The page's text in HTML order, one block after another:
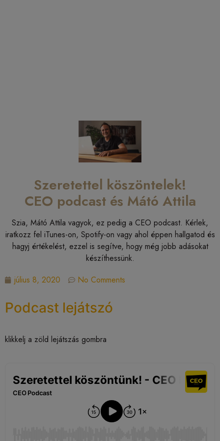
Szeretettel köszöntelek!
CEO podcast és Mátó Attila
Szia, Mátó Attila vagyok, ez pedig a CEO podcast. Kérlek,
iratkozz fel iTunes-on, Spotify-on vagy ahol éppen hallgatod és
hagyj értékelést, ezzel is segítve, hogy még jobb adásokat
készíthessünk.
július 8, 2020
No Comments
Podcast lejátszó
klikkelj a zöld lejátszás gombra